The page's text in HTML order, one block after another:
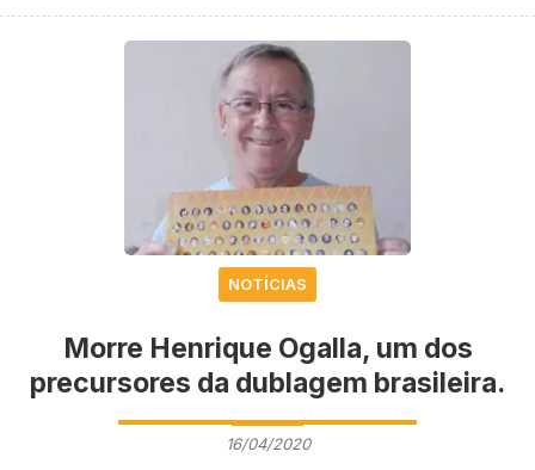
NOTÍCIAS
Morre Henrique Ogalla, um dos
precursores da dublagem brasileira.
16/04/2020